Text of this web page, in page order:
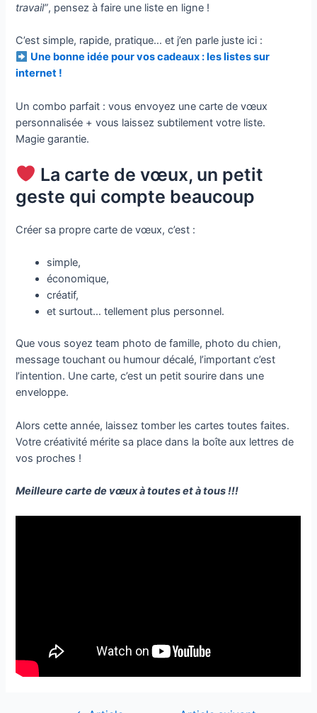
travail”, pensez à faire une liste en ligne !
C’est simple, rapide, pratique… et j’en parle juste ici :
Une bonne idée pour vos cadeaux : les listes sur
internet !
Un combo parfait : vous envoyez une carte de vœux
personnalisée + vous laissez subtilement votre liste.
Magie garantie.
La carte de vœux, un petit
geste qui compte beaucoup
Créer sa propre carte de vœux, c’est :
simple,
économique,
créatif,
et surtout… tellement plus personnel.
Que vous soyez team photo de famille, photo du chien,
message touchant ou humour décalé, l’important c’est
l’intention. Une carte, c’est un petit sourire dans une
enveloppe.
Alors cette année, laissez tomber les cartes toutes faites.
Votre créativité mérite sa place dans la boîte aux lettres de
vos proches !
Meilleure carte de vœux à toutes et à tous !!!